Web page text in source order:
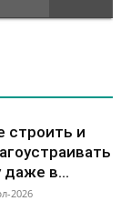
и
даже в...
2026